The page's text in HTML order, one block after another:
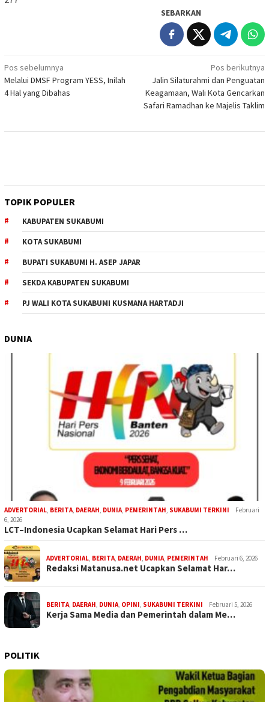
SEBARKAN
Navigasi
pos
Pos sebelumnya
Melalui DMSF Program YESS, Inilah
4 Hal yang Dibahas
Pos berikutnya
Jalin Silaturahmi dan Penguatan
Keagamaan, Wali Kota Gencarkan
Safari Ramadhan ke Majelis Taklim
TOPIK POPULER
KABUPATEN SUKABUMI
KOTA SUKABUMI
BUPATI SUKABUMI H. ASEP JAPAR
SEKDA KABUPATEN SUKABUMI
PJ WALI KOTA SUKABUMI KUSMANA HARTADJI
DUNIA
ADVERTORIAL, BERITA, DAERAH, DUNIA, PEMERINTAH, SUKABUMI TERKINI
Februari
6, 2026
LCT–Indonesia Ucapkan Selamat Hari Pers …
ADVERTORIAL, BERITA, DAERAH, DUNIA, PEMERINTAH Februari 6, 2026
Redaksi Matanusa.net Ucapkan Selamat Har…
BERITA, DAERAH, DUNIA, OPINI, SUKABUMI TERKINI Februari 5, 2026
Kerja Sama Media dan Pemerintah dalam Me…
POLITIK